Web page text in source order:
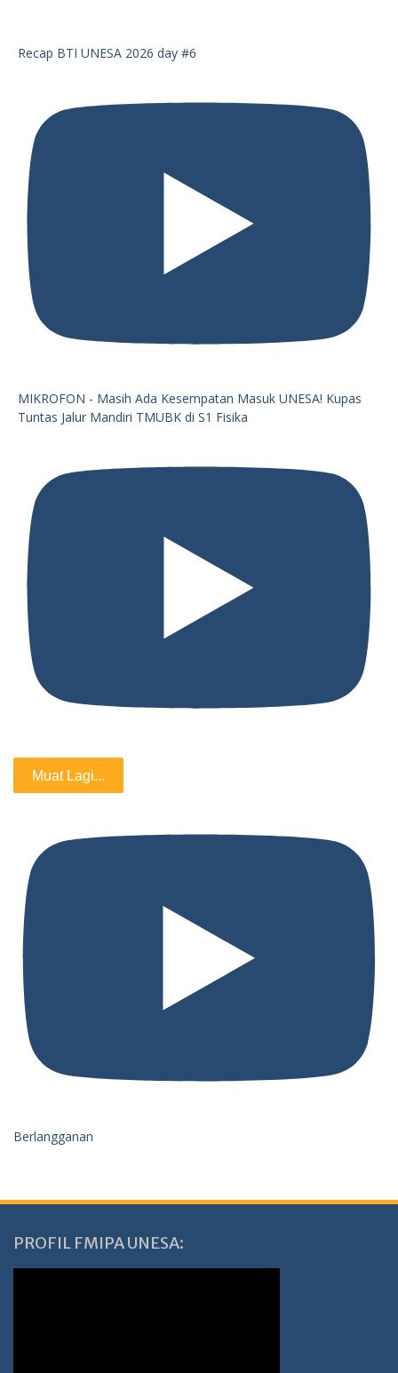
Recap BTI UNESA 2026 day #6
MIKROFON - Masih Ada Kesempatan Masuk UNESA! Kupas
Tuntas Jalur Mandiri TMUBK di S1 Fisika
Muat Lagi...
Berlangganan
PROFIL FMIPA UNESA: